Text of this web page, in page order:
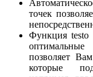
точек
Функция testo
позволяет
которые